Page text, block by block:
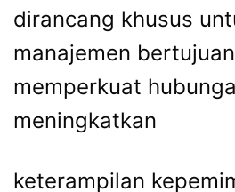
dirancang khusus
manajemen
memperkuat
meningkatkan
keterampilan